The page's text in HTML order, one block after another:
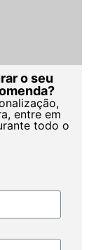
o seu
entre em
todo o